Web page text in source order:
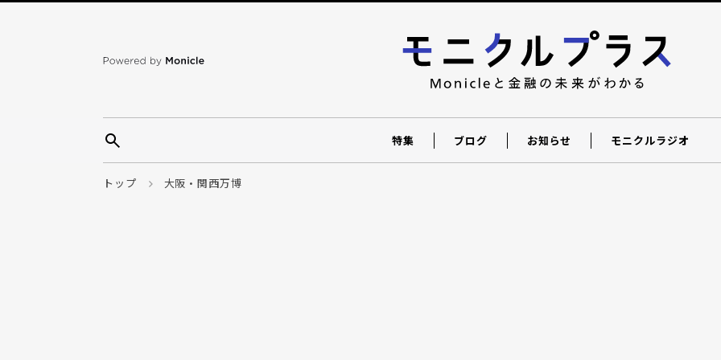
特集 ブログ お知らせ モニクルラジオ
トップ 大阪・関西万博